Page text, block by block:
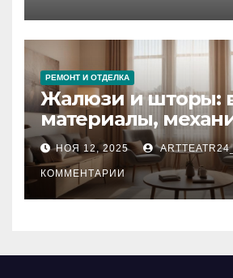
РЕМОНТ И ОТДЕЛКА
Жалюзи и шторы:
материалы,
управления и уход
НОЯ 12, 2025
КОММЕНТАРИИ